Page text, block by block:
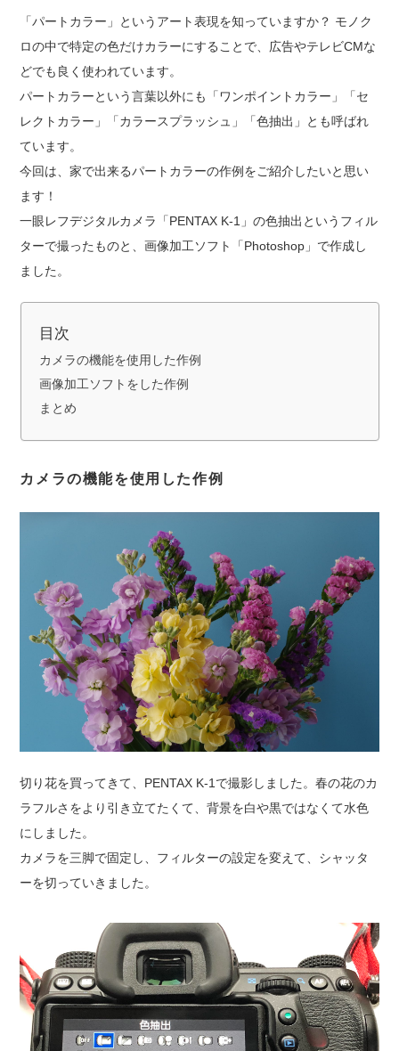
「パートカラー」というアート表現を知っていますか？ モノク
ロの中で特定の色だけカラーにすることで、広告やテレビCMな
どでも良く使われています。
パートカラーという言葉以外にも「ワンポイントカラー」「セ
レクトカラー」「カラースプラッシュ」「色抽出」とも呼ばれ
ています。
今回は、家で出来るパートカラーの作例をご紹介したいと思い
ます！
一眼レフデジタルカメラ「PENTAX K-1」の色抽出というフィル
ターで撮ったものと、画像加工ソフト「Photoshop」で作成し
ました。
目次
カメラの機能を使用した作例
画像加工ソフトをした作例
まとめ
カメラの機能を使用した作例
切り花を買ってきて、PENTAX K-1で撮影しました。春の花のカ
ラフルさをより引き立てたくて、背景を白や黒ではなくて水色
にしました。
カメラを三脚で固定し、フィルターの設定を変えて、シャッタ
ーを切っていきました。